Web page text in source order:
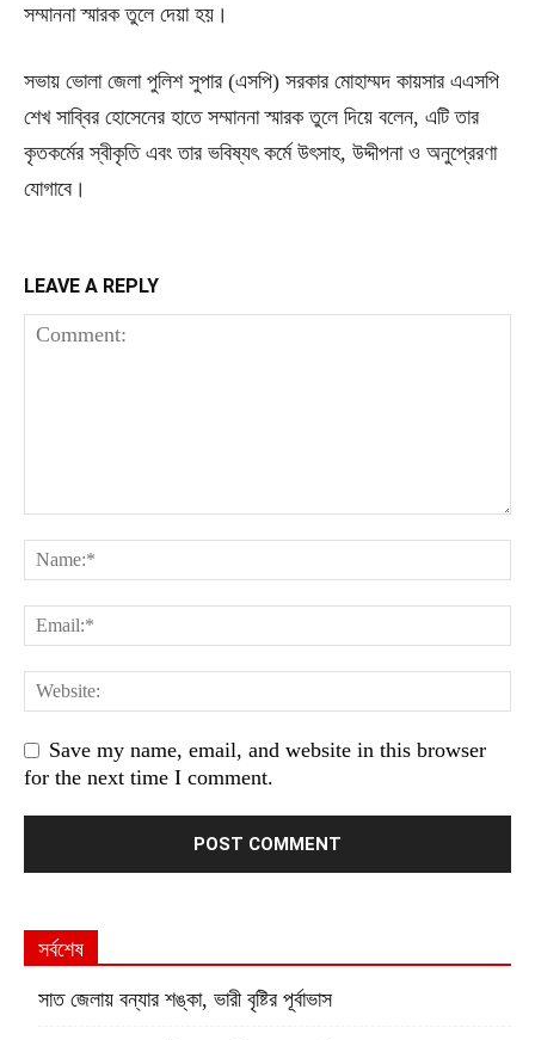
সম্মাননা স্মারক তুলে দেয়া হয়।
সভায় ভোলা জেলা পুলিশ সুপার (এসপি) সরকার মোহাম্মদ কায়সার এএসপি
শেখ সাব্বির হোসেনের হাতে সম্মাননা স্মারক তুলে দিয়ে বলেন, এটি তার
কৃতকর্মের স্বীকৃতি এবং তার ভবিষ্যৎ কর্মে উৎসাহ, উদ্দীপনা ও অনুপ্রেরণা
যোগাবে।
LEAVE A REPLY
Save my name, email, and website in this browser
for the next time I comment.
সর্বশেষ
সাত জেলায় বন্যার শঙ্কা, ভারী বৃষ্টির পূর্বাভাস